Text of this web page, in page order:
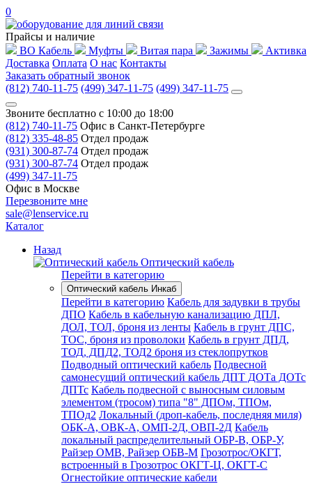
0
Прайсы и наличие
ВО Кабель
Муфты Витая пара Зажимы
Активка
Доставка Оплата О нас Контакты
Заказать обратный звонок
(812) 740-11-75 (499) 347-11-75 (499) 347-11-75
Звоните бесплатно с 10:00 до 18:00
(812) 740-11-75 Офис в Санкт-Петербурге
(812) 335-48-85 Отдел продаж
(931) 300-87-74 Отдел продаж
(931) 300-87-74 Отдел продаж
(499) 347-11-75
Офис в Москве
Перезвоните мне
sale@lenservice.ru
Каталог
Назад
Оптический кабель
Перейти в категорию
Оптический кабель Инкаб
Перейти в категорию Кабель для задувки в трубы
ДПО Кабель в кабельную канализацию ДПЛ,
ДОЛ, ТОЛ, броня из ленты Кабель в грунт ДПС,
ТОС, броня из проволоки Кабель в грунт ДПД,
ТОД, ДПД2, ТОД2 броня из стеклопрутков
Подводный оптический кабель Подвесной
самонесущий оптический кабель ДПТ ДОТа ДОТс
ДПТс Кабель подвесной с выносным силовым
элементом (тросом) типа "8" ДПОм, ТПОм,
ТПОд2 Локальный (дроп-кабель, последняя миля)
ОБК-А, ОВК-А, ОМП-2Д, ОВП-2Д Кабель
локальный распределительный ОБР-В, ОБР-У,
Райзер ОМВ, Райзер ОБВ-М Грозотрос/ОКГТ,
встроенный в Грозотрос ОКГТ-Ц, ОКГТ-С
Огнестойкие оптические кабели